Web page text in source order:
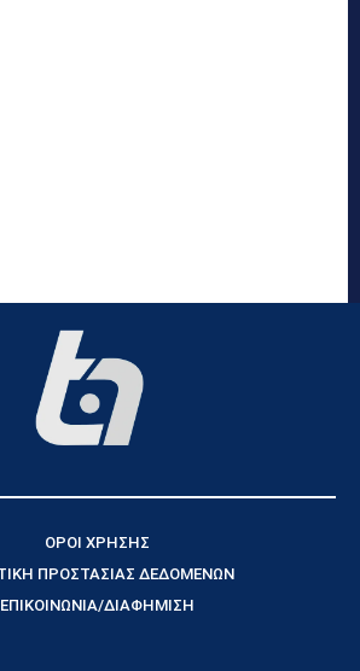
ΟΡΟΙ ΧΡΗΣΗΣ
ΠΡΟΣΤΑΣΙΑΣ ΔΕΔΟΜΕΝΩΝ
ΕΠΙΚΟΙΝΩΝΙΑ/ΔΙΑΦΗΜΙΣΗ